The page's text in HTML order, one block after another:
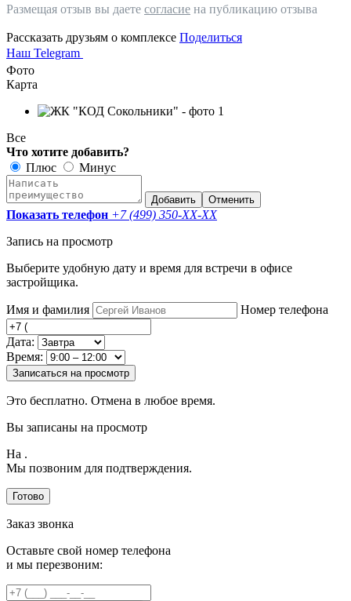
Размещая отзыв вы даете согласие на публикацию отзыва
Рассказать друзьям о комплексе Поделиться
Наш Telegram
Фото
Карта
Все
Что хотите добавить?
Плюс
Минус
Добавить Отменить
Показать телефон +7 (499) 350-XX-XX
Запись на просмотр
Выберите удобную дату и время для встречи в офисе
застройщика.
Имя и фамилия Номер телефона
Дата:
Время:
Записаться на просмотр
Это бесплатно. Отмена в любое время.
Вы записаны на просмотр
На .
Мы позвоним для подтверждения.
Готово
Заказ звонка
Оставьте свой номер телефона
и мы перезвоним: